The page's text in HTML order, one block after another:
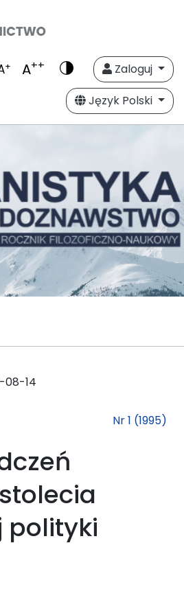
+ A++
Zaloguj
Język Polski
08-14
Nr 1 (1995)
polityki